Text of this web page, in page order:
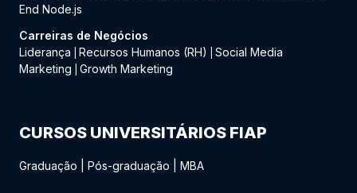
End Node.js
Carreiras de Negócios
Liderança
Recursos Humanos (RH)
Social Media
Marketing
Growth Marketing
CURSOS UNIVERSITÁRIOS FIAP
Graduação Pós-graduação MBA